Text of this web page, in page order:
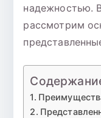
надежностью.
рассмотрим